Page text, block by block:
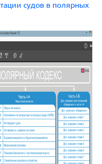
судов в полярных